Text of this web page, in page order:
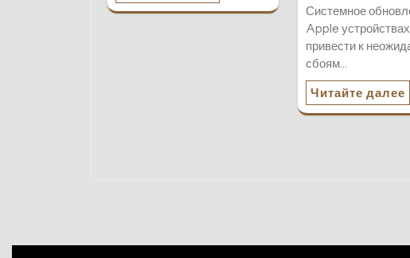
Системное
Apple
привести к
сбоям…
Читайте далее